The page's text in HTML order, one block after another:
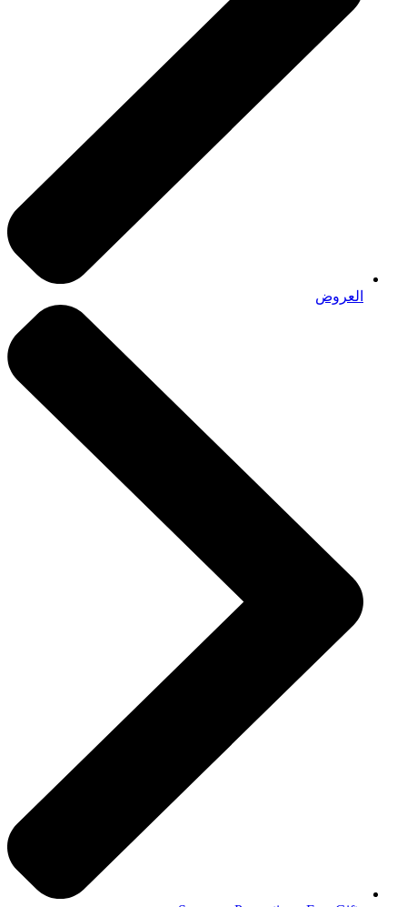
العروض